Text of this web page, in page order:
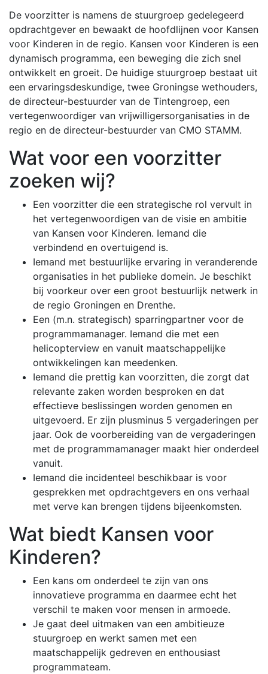
De voorzitter is namens de stuurgroep gedelegeerd
opdrachtgever en bewaakt de hoofdlijnen voor Kansen
voor Kinderen in de regio. Kansen voor Kinderen is een
dynamisch programma, een beweging die zich snel
ontwikkelt en groeit. De huidige stuurgroep bestaat uit
een ervaringsdeskundige, twee Groningse wethouders,
de directeur-bestuurder van de Tintengroep, een
vertegenwoordiger van vrijwilligersorganisaties in de
regio en de directeur-bestuurder van CMO STAMM.
Wat voor een voorzitter
zoeken wij?
Een voorzitter die een strategische rol vervult in
het vertegenwoordigen van de visie en ambitie
van Kansen voor Kinderen. Iemand die
verbindend en overtuigend is.
Iemand met bestuurlijke ervaring in veranderende
organisaties in het publieke domein. Je beschikt
bij voorkeur over een groot bestuurlijk netwerk in
de regio Groningen en Drenthe.
Een (m.n. strategisch) sparringpartner voor de
programmamanager. Iemand die met een
helicopterview en vanuit maatschappelijke
ontwikkelingen kan meedenken.
Iemand die prettig kan voorzitten, die zorgt dat
relevante zaken worden besproken en dat
effectieve beslissingen worden genomen en
uitgevoerd. Er zijn plusminus 5 vergaderingen per
jaar. Ook de voorbereiding van de vergaderingen
met de programmamanager maakt hier onderdeel
vanuit.
Iemand die incidenteel beschikbaar is voor
gesprekken met opdrachtgevers en ons verhaal
met verve kan brengen tijdens bijeenkomsten.
Wat biedt Kansen voor
Kinderen?
Een kans om onderdeel te zijn van ons
innovatieve programma en daarmee echt het
verschil te maken voor mensen in armoede.
Je gaat deel uitmaken van een ambitieuze
stuurgroep en werkt samen met een
maatschappelijk gedreven en enthousiast
programmateam.